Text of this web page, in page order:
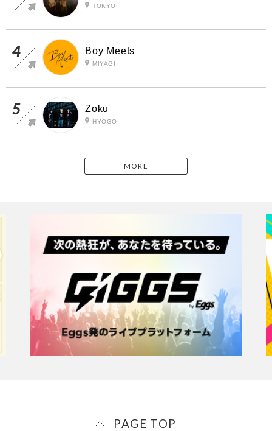
TOKYO
Boy Meets
MIYAGI
Zoku
HYOGO
MORE
PAGE TOP